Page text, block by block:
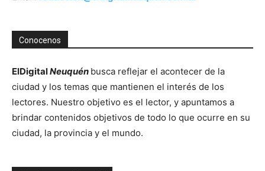
Conocenos
ElDigitalNeuquén busca reflejar el acontecer de la
ciudad y los temas que mantienen el interés de los
lectores. Nuestro objetivo es el lector, y apuntamos a
brindar contenidos objetivos de todo lo que ocurre en su
ciudad, la provincia y el mundo.